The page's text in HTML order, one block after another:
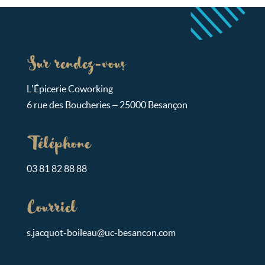
Sur rendez-vous
L’Épicerie Coworking
6 rue des Boucheries – 25000 Besançon
Téléphone
03 81 82 88 88
Courriel
s.jacquot-boileau@uc-besancon.com